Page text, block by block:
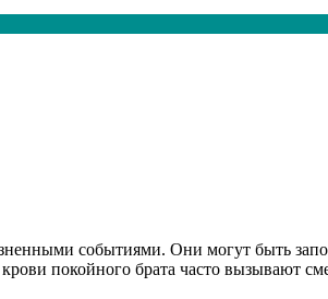
событиями. Они могут быть
покойного брата часто вызывают